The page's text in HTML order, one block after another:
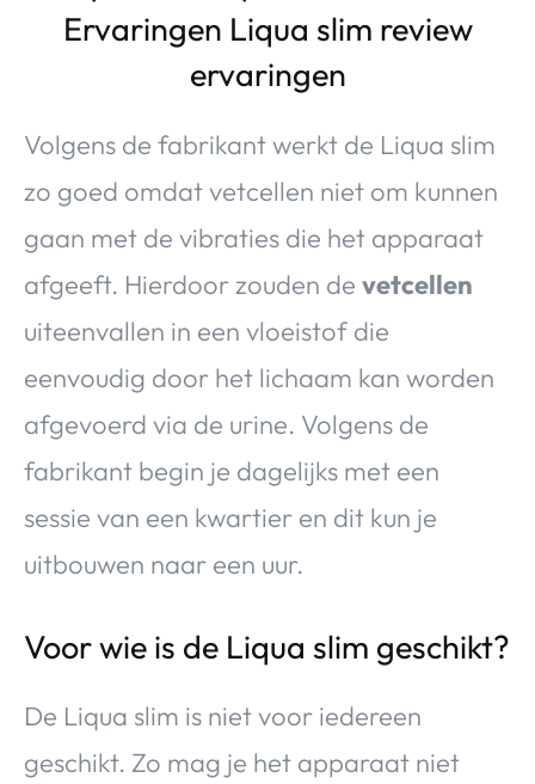
Volgens de fabrikant werkt de Liqua slim
zo goed omdat vetcellen niet om kunnen
gaan met de vibraties die het apparaat
afgeeft. Hierdoor zouden de vetcellen
uiteenvallen in een vloeistof die
eenvoudig door het lichaam kan worden
afgevoerd via de urine. Volgens de
fabrikant begin je dagelijks met een
sessie van een kwartier en dit kun je
uitbouwen naar een uur.
Voor wie is de Liqua slim geschikt?
De Liqua slim is niet voor iedereen
geschikt. Zo mag je het apparaat niet